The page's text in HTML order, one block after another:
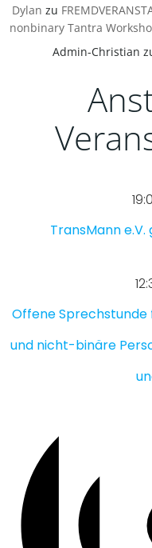
Dylan zu
nonbinary Tantra
Admin-Christian
TransMann
Offene
und nicht-binäre